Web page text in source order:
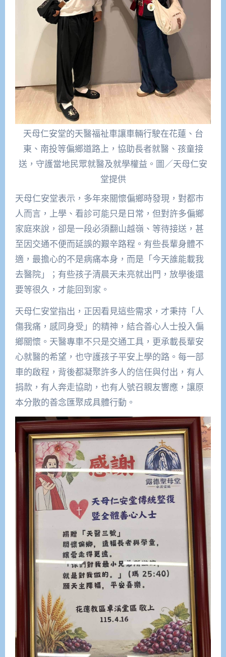
天母仁安堂的天醫福祉車讓車輛行駛在花蓮、台
東、南投等偏鄉道路上，協助長者就醫、孩童接
送，守護當地民眾就醫及就學權益。圖／天母仁安
堂提供
天母仁安堂表示，多年來關懷偏鄉時發現，對都市
人而言，上學、看診可能只是日常，但對許多偏鄉
家庭來說，卻是一段必須翻山越嶺、等待接送，甚
至因交通不便而延誤的艱辛路程。有些長輩身體不
適，最擔心的不是病痛本身，而是「今天誰能載我
去醫院」；有些孩子清晨天未亮就出門，放學後還
要等很久，才能回到家。
天母仁安堂指出，正因看見這些需求，才秉持「人
傷我痛，感同身受」的精神，結合善心人士投入偏
鄉關懷。天醫專車不只是交通工具，更承載長輩安
心就醫的希望，也守護孩子平安上學的路。每一部
車的啟程，背後都凝聚許多人的信任與付出，有人
捐款，有人奔走協助，也有人號召親友響應，讓原
本分散的善念匯聚成具體行動。